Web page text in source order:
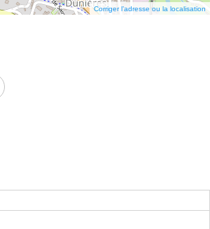
Corriger l’adresse ou la localisation